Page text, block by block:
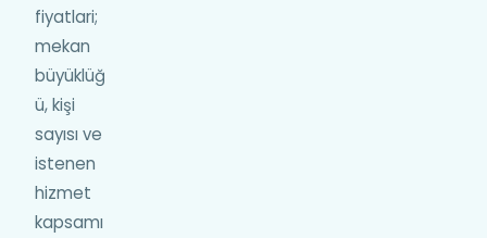
fiyatlari;
mekan
büyüklüğ
ü, kişi
sayısı ve
istenen
hizmet
kapsamı